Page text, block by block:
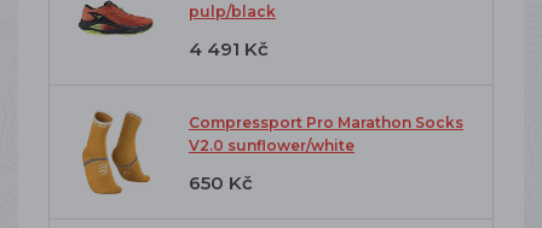
pulp/black
4 491 Kč
Compressport Pro Marathon Socks
V2.0 sunflower/white
650 Kč